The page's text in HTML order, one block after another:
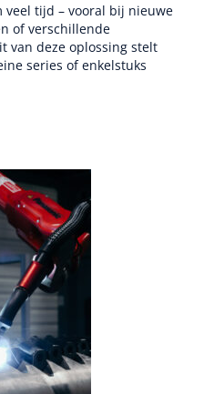
tijd – vooral bij nieuwe
of verschillende
van deze oplossing stelt
series of enkelstuks